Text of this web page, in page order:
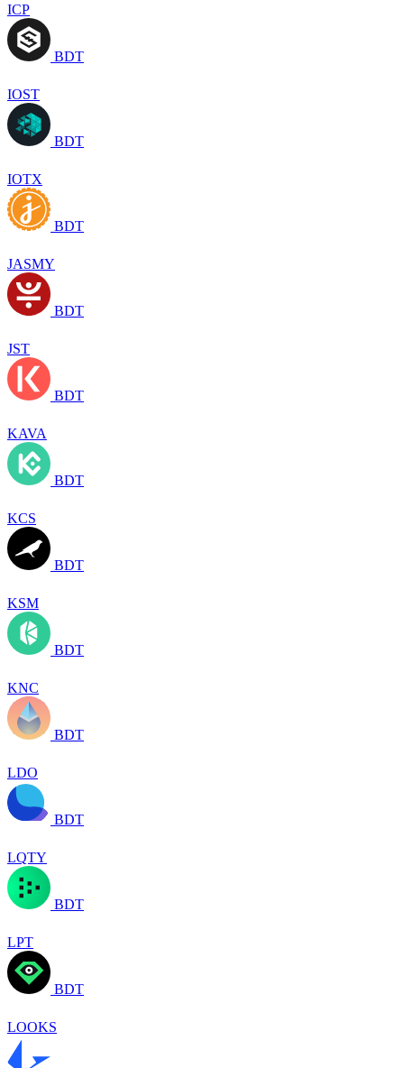
ICP
BDT
IOST
BDT
IOTX
BDT
JASMY
BDT
JST
BDT
KAVA
BDT
KCS
BDT
KSM
BDT
KNC
BDT
LDO
BDT
LQTY
BDT
LPT
BDT
LOOKS